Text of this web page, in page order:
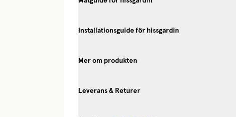
Installationsguide för hissgardin
Mer om produkten
Leverans & Returer